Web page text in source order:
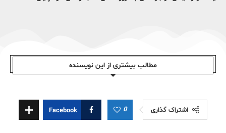
مطالب بیشتری از این نویسندە
اشتراک گذاری 0
Facebook